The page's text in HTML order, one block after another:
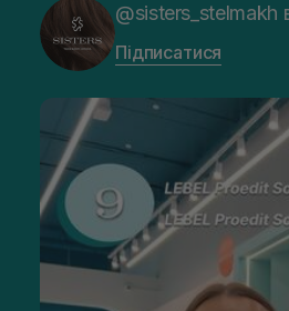
@sisters_stelmakh
Підписатися